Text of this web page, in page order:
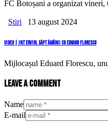
FC Botoșani a organizat
Stiri 13 august 2024
VIDEO | Interviul săptămânii cu Eduard Florescu
Mijlocașul Eduard Florescu,
Leave a comment
Name
E-mail